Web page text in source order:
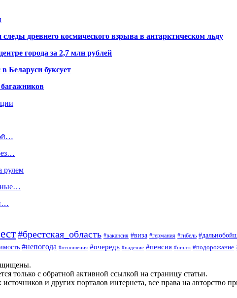
древнего космического взрыва в антарктическом льду
города за 2,7 млн рублей
Беларуси буксует
рулем
#брестская_область #вакансия #виза #германия #гибель
#непогода #отношения #очередь #падение #пенсия #пинск #подорожание
только с обратной активной ссылкой на страницу статьи.
и других порталов интернета, все права на авторство